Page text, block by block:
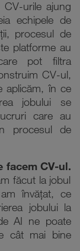
CV-urile ajung
echipele de
procesul de
platforme au
pot filtra
CV-ul,
aplicăm, în ce
jobului se
care au
procesul de
facem CV-ul.
făcut la jobul
învățat, ce
jobului la
AI ne poate
cât mai bine